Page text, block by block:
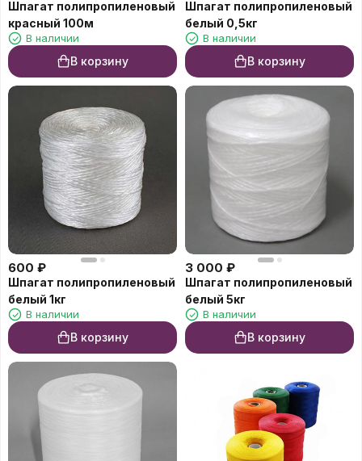
Шпагат полипропиленовый
красный 100м
В наличии
В корзину
Шпагат полипропиленовый
белый 0,5кг
В наличии
В корзину
600 ₽
Шпагат полипропиленовый
белый 1кг
В наличии
В корзину
3 000 ₽
Шпагат полипропиленовый
белый 5кг
В наличии
В корзину